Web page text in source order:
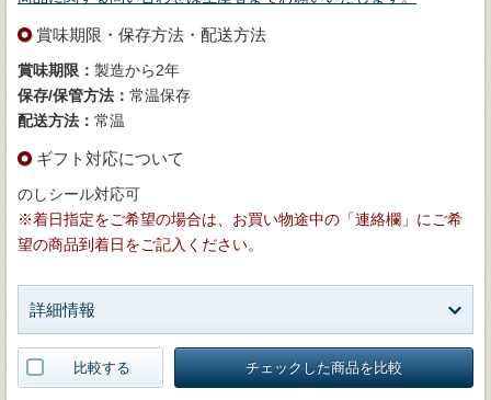
賞味期限・保存方法・配送方法
賞味期限： 製造から2年
保存/保管方法： 常温保存
配送方法： 常温
ギフト対応について
のしシール対応可
※着日指定をご希望の場合は、お買い物途中の「連絡欄」にご希
望の商品到着日をご記入ください。
詳細情報
比較する チェックした商品を比較